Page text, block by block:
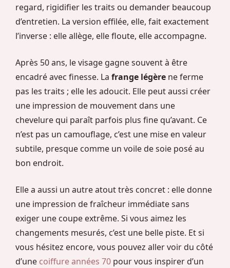
regard, rigidifier les traits ou demander beaucoup
d’entretien. La version effilée, elle, fait exactement
l’inverse : elle allège, elle floute, elle accompagne.
Après 50 ans, le visage gagne souvent à être
encadré avec finesse. La frange légère ne ferme
pas les traits ; elle les adoucit. Elle peut aussi créer
une impression de mouvement dans une
chevelure qui paraît parfois plus fine qu’avant. Ce
n’est pas un camouflage, c’est une mise en valeur
subtile, presque comme un voile de soie posé au
bon endroit.
Elle a aussi un autre atout très concret : elle donne
une impression de fraîcheur immédiate sans
exiger une coupe extrême. Si vous aimez les
changements mesurés, c’est une belle piste. Et si
vous hésitez encore, vous pouvez aller voir du côté
d’une coiffure années 70 pour vous inspirer d’un